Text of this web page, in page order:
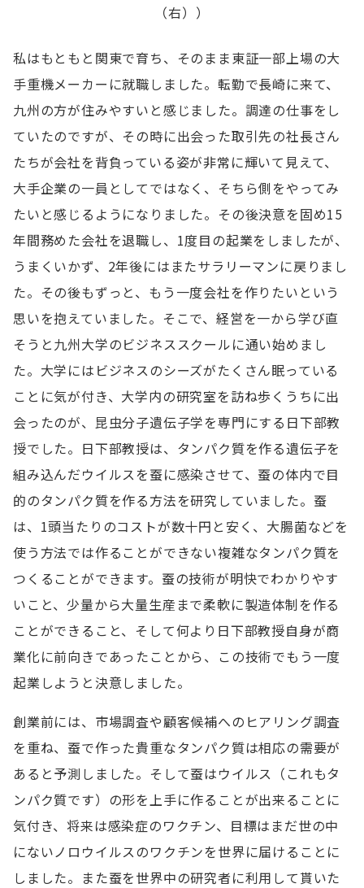
（右））
私はもともと関東で育ち、そのまま東証一部上場の大
手重機メーカーに就職しました。転勤で長崎に来て、
九州の方が住みやすいと感じました。調達の仕事をし
ていたのですが、その時に出会った取引先の社長さん
たちが会社を背負っている姿が非常に輝いて見えて、
大手企業の一員としてではなく、そちら側をやってみ
たいと感じるようになりました。その後決意を固め15
年間務めた会社を退職し、1度目の起業をしましたが、
うまくいかず、2年後にはまたサラリーマンに戻りまし
た。その後もずっと、もう一度会社を作りたいという
思いを抱えていました。そこで、経営を一から学び直
そうと九州大学のビジネススクールに通い始めまし
た。大学にはビジネスのシーズがたくさん眠っている
ことに気が付き、大学内の研究室を訪ね歩くうちに出
会ったのが、昆虫分子遺伝子学を専門にする日下部教
授でした。日下部教授は、タンパク質を作る遺伝子を
組み込んだウイルスを蚕に感染させて、蚕の体内で目
的のタンパク質を作る方法を研究していました。蚕
は、1頭当たりのコストが数十円と安く、大腸菌などを
使う方法では作ることができない複雑なタンパク質を
つくることができます。蚕の技術が明快でわかりやす
いこと、少量から大量生産まで柔軟に製造体制を作る
ことができること、そして何より日下部教授自身が商
業化に前向きであったことから、この技術でもう一度
起業しようと決意しました。
創業前には、市場調査や顧客候補へのヒアリング調査
を重ね、蚕で作った貴重なタンパク質は相応の需要が
あると予測しました。そして蚕はウイルス（これもタ
ンパク質です）の形を上手に作ることが出来ることに
気付き、将来は感染症のワクチン、目標はまだ世の中
にないノロウイルスのワクチンを世界に届けることに
しました。また蚕を世界中の研究者に利用して貰いた